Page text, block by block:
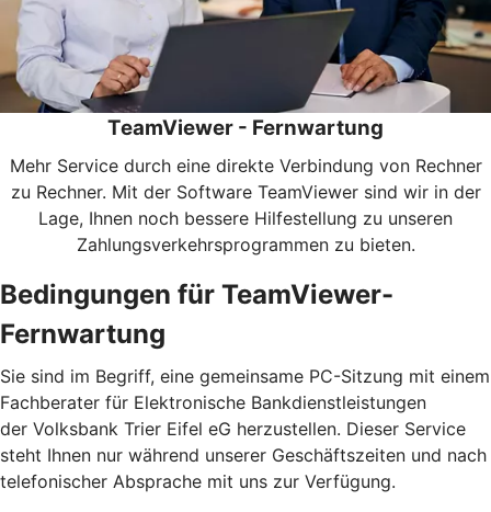
TeamViewer - Fernwartung
Mehr Service durch eine direkte Verbindung von Rechner
zu Rechner. Mit der Software TeamViewer sind wir in der
Lage, Ihnen noch bessere Hilfestellung zu unseren
Zahlungsverkehrsprogrammen zu bieten.
Bedingungen für TeamViewer-
Fernwartung
Sie sind im Begriff, eine gemeinsame PC-Sitzung mit einem
Fachberater für Elektronische Bankdienstleistungen
der Volksbank Trier Eifel eG herzustellen. Dieser Service
steht Ihnen nur während unserer Geschäftszeiten und nach
telefonischer Absprache mit uns zur Verfügung.